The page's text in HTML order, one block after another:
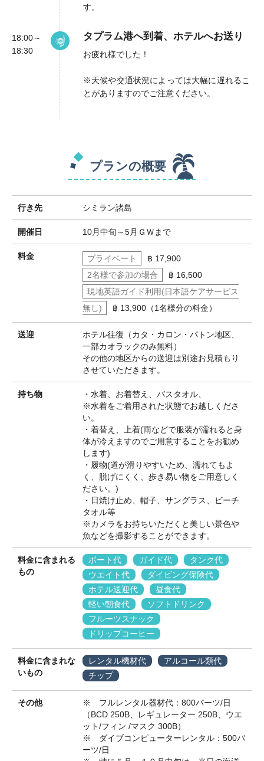
す。
18:00～
18:30
タプラム港へ到着、ホテルへお送り
お疲れ様でした！
※天候や交通状況によっては大幅に遅れるこ
とがありますのでご注意ください。
プランの概要
行き先 シミラン諸島
開催日 10月中旬～5月ＧＷまで
料金 プライベート
฿ 17,900
2名様で参加の場合
฿ 16,500
現地英語ガイド利用(日本語ケアサービス
無し)
฿ 13,900（1名様分の料金）
送迎
ホテル往復（カタ・カロン・パトン地区、
一部カオラックのみ無料）
その他の地区からの送迎は別途お見積もり
させていただきます。
持ち物
・水着、お着替え、バスタオル、
※水着をご着用された状態でお越しくださ
い。
・着替え、上着(雨などで服装が濡れると身
体が冷えますのでご用意することをお勧め
します)
・履物(道が滑りやすいため、濡れてもよ
く、脱げにくく、歩き易い物をご用意しく
ださい。)
・日焼け止め、帽子、サングラス、ビーチ
タオル等
※カメラをお持ちいただくと美しい景色や
魚などを撮影することができます。
料金に含まれる
もの
ボート代 ガイド代
タンク代
ウエイト代
ダイビング保険代
ホテル送迎代
昼食代
軽い朝食代
ソフトドリンク
フルーツスナック
ドリップコーヒー
料金に含まれな
いもの
レンタル機材代
アルコール類代
チップ
その他
※ フルレンタル器材代：800バーツ/日
（BCD 250B、レギュレーター 250B、ウエ
ット/フィン /マスク 300B）
※ ダイブコンピューターレンタル：500バ
ーツ/日